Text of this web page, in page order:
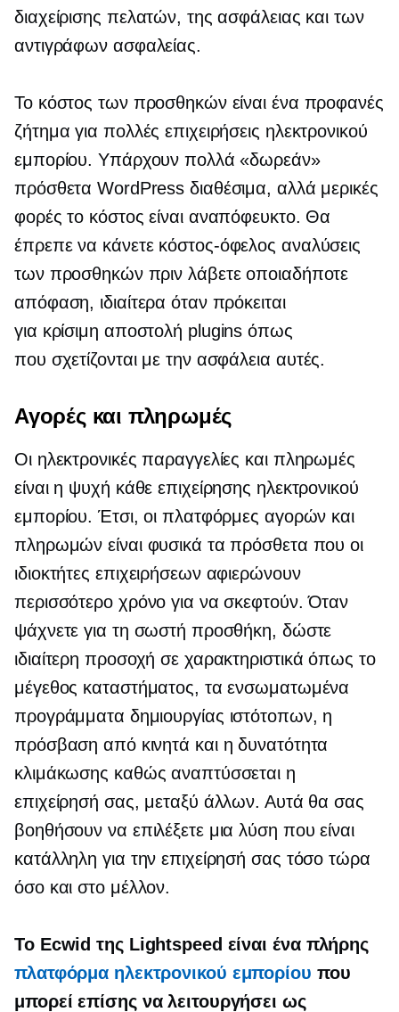
διαχείρισης πελατών, της ασφάλειας και των
αντιγράφων ασφαλείας.
Το κόστος των προσθηκών είναι ένα προφανές
ζήτημα για πολλές επιχειρήσεις ηλεκτρονικού
εμπορίου. Υπάρχουν πολλά «δωρεάν»
πρόσθετα WordPress διαθέσιμα, αλλά μερικές
φορές το κόστος είναι αναπόφευκτο. Θα
έπρεπε να κάνετε κόστος-όφελος αναλύσεις
των προσθηκών πριν λάβετε οποιαδήποτε
απόφαση, ιδιαίτερα όταν πρόκειται
για κρίσιμη αποστολή plugins όπως
που σχετίζονται με την ασφάλεια αυτές.
Αγορές και πληρωμές
Οι ηλεκτρονικές παραγγελίες και πληρωμές
είναι η ψυχή κάθε επιχείρησης ηλεκτρονικού
εμπορίου. Έτσι, οι πλατφόρμες αγορών και
πληρωμών είναι φυσικά τα πρόσθετα που οι
ιδιοκτήτες επιχειρήσεων αφιερώνουν
περισσότερο χρόνο για να σκεφτούν. Όταν
ψάχνετε για τη σωστή προσθήκη, δώστε
ιδιαίτερη προσοχή σε χαρακτηριστικά όπως το
μέγεθος καταστήματος, τα ενσωματωμένα
προγράμματα δημιουργίας ιστότοπων, η
πρόσβαση από κινητά και η δυνατότητα
κλιμάκωσης καθώς αναπτύσσεται η
επιχείρησή σας, μεταξύ άλλων. Αυτά θα σας
βοηθήσουν να επιλέξετε μια λύση που είναι
κατάλληλη για την επιχείρησή σας τόσο τώρα
όσο και στο μέλλον.
Το Ecwid της Lightspeed είναι ένα πλήρης
πλατφόρμα ηλεκτρονικού εμπορίου που
μπορεί επίσης να λειτουργήσει ως